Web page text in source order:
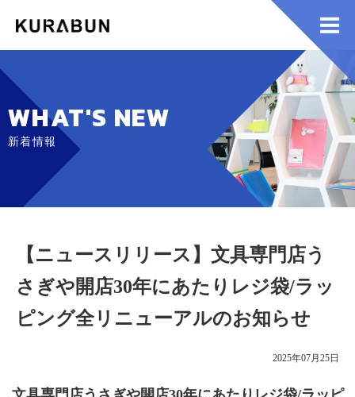
WHAT'S NEW
新着情報
【ニュースリリース】文具専門店う
さぎや開店30年にあたりレジ袋/ラッ
ピング全リニューアルのお知らせ
2025年07月25日